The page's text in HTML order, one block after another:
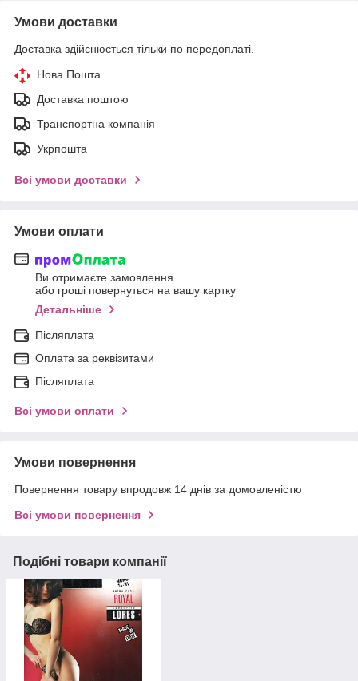
Умови доставки
Доставка здійснюється тільки по передоплаті.
Нова Пошта
Доставка поштою
Транспортна компанія
Укрпошта
Всі умови доставки
Умови оплати
Ви отримаєте замовлення
або гроші повернуться на вашу картку
Детальніше
Післяплата
Оплата за реквізитами
Післяплата
Всі умови оплати
Умови повернення
Повернення товару впродовж 14 днів за домовленістю
Всі умови повернення
Подібні товари компанії